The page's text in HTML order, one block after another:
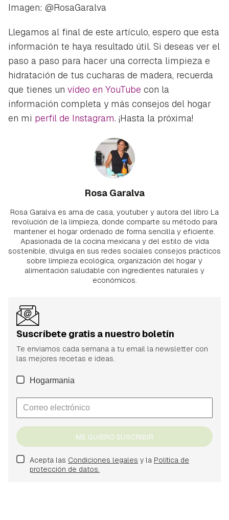
Imagen: @RosaGaralva
Llegamos al final de este artículo, espero que esta
información te haya resultado útil. Si deseas ver el
paso a paso para hacer una correcta limpieza e
hidratación de tus cucharas de madera, recuerda
que tienes un vídeo en YouTube con la
información completa y más consejos del hogar
en mi perfil de Instagram. ¡Hasta la próxima!
Rosa Garalva
Rosa Garalva es ama de casa, youtuber y autora del libro La
revolución de la limpieza, donde comparte su método para
mantener el hogar ordenado de forma sencilla y eficiente.
Apasionada de la cocina mexicana y del estilo de vida
sostenible, divulga en sus redes sociales consejos prácticos
sobre limpieza ecológica, organización del hogar y
alimentación saludable con ingredientes naturales y
económicos.
Suscríbete gratis a nuestro boletín
Te enviamos cada semana a tu email la newsletter con
las mejores recetas e ideas.
Hogarmania
ME QUIERO SUSCRIBIR
Acepta las Condiciones legales y la Política de
protección de datos.